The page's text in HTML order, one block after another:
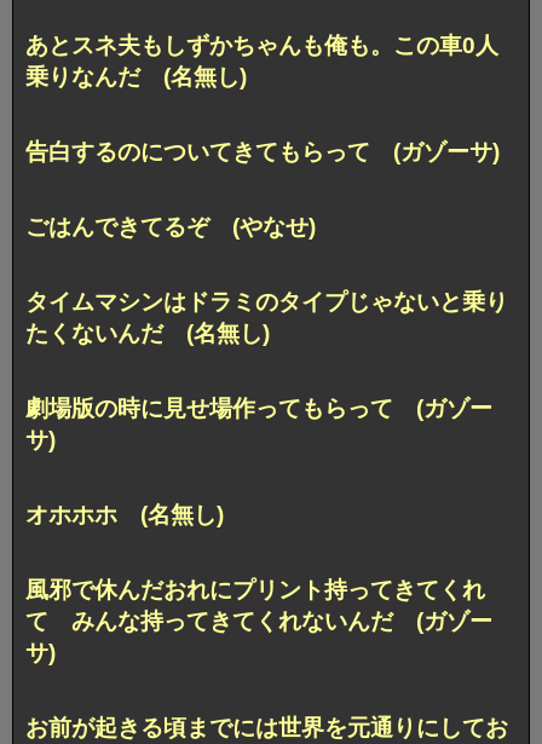
あとスネ夫もしずかちゃんも俺も。この車0人
乗りなんだ (名無し)
告白するのについてきてもらって (ガゾーサ)
ごはんできてるぞ (やなせ)
タイムマシンはドラミのタイプじゃないと乗り
たくないんだ (名無し)
劇場版の時に見せ場作ってもらって (ガゾー
サ)
オホホホ (名無し)
風邪で休んだおれにプリント持ってきてくれ
て みんな持ってきてくれないんだ (ガゾー
サ)
お前が起きる頃までには世界を元通りにしてお